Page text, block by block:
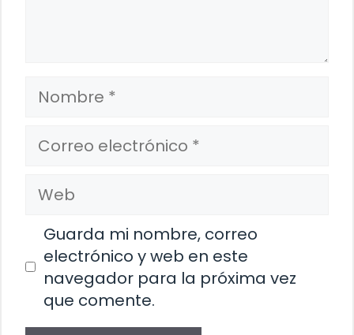
Nombre
Correo
electrónico
Web
Guarda mi nombre, correo
electrónico y web en este
navegador para la próxima vez
que comente.